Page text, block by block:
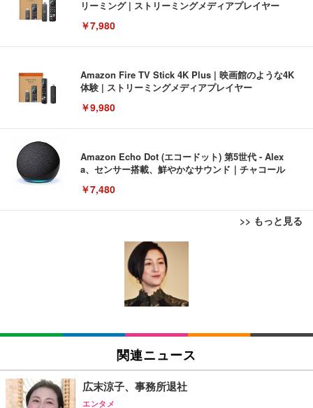
リーミング | ストリーミングメディアプレイヤー
￥7,980
Amazon Fire TV Stick 4K Plus | 映画館のような4K
体験 | ストリーミングメディアプレイヤー
￥9,980
Amazon Echo Dot (エコードット) 第5世代 - Alex
a、センサー搭載、鮮やかなサウンド｜チャコール
￥7,480
>> もっと見る
[EdoErgo] オフィスチェア 椅子 テレワーク 疲れな
い 跳ね上げ式アームレスト コンパクト 約105度ロッ
キング pc 事務椅子 360度回転 座面昇降 強化ナイロ
ン樹脂ベース 通気性メッシュ 在宅ワーク H-WY01
(黒網+黒枠+黒足)
SIHOO B100 オフィスチェア／デスクチェア メッシ
ュチェア 人間工学 疲れない ブラック
￥27,999
EIZO ビジネス向けプレミアムモニター | FlexScan
EV3240X-WT | 31.5型4K UHD・USB Type-C・ホワ
EIZO ビジネス向けプレミアムモニター | FlexScan
￥109,572
Amazonベーシック ペットシーツ 薄型 レギュラー 1
回使い捨て 無香料 ホワイト 300枚
Amazonベーシック ペットシーツ 厚型 ワイド 42枚
x2袋(84枚) ホワイト(吸収面:ライトブルー)
￥3,234
関連ニュース
広末涼子、事務所退社
エンタメ